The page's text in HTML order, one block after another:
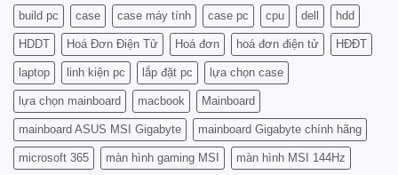
Tiết
Từ
A
Đến
Z
SÁNH
CHI
TIẾT
TRƯỚC
KHI
NÂNG
CẤP
PC
build pc case case máy tính case pc cpu dell hdd
HDDT Hoá Đơn Điện Tử Hoá đơn hoá đơn điện tử HĐĐT
laptop linh kiện pc lắp đặt pc lựa chọn case
lựa chọn mainboard macbook Mainboard
mainboard ASUS MSI Gigabyte mainboard Gigabyte chính hãng
microsoft 365 màn hình gaming MSI màn hình MSI 144Hz